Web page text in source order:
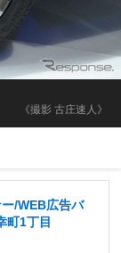
《撮影 古庄速人》
/WEB広告バ
町1丁目